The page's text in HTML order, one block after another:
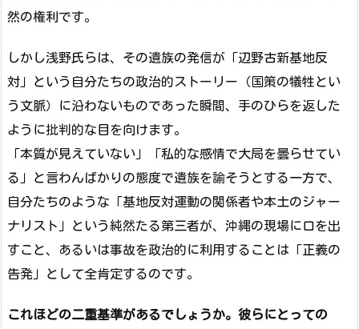
然の権利です。
しかし浅野氏らは、その遺族の発信が「辺野古新基地反
対」という自分たちの政治的ストーリー（国策の犠牲とい
う文脈）に沿わないものであった瞬間、手のひらを返した
ように批判的な目を向けます。
「本質が見えていない」「私的な感情で大局を曇らせてい
る」と言わんばかりの態度で遺族を諭そうとする一方で、
自分たちのような「基地反対運動の関係者や本土のジャー
ナリスト」という純然たる第三者が、沖縄の現場に口を出
すこと、あるいは事故を政治的に利用することは「正義の
告発」として全肯定するのです。
これほどの二重基準があるでしょうか。彼らにとっての